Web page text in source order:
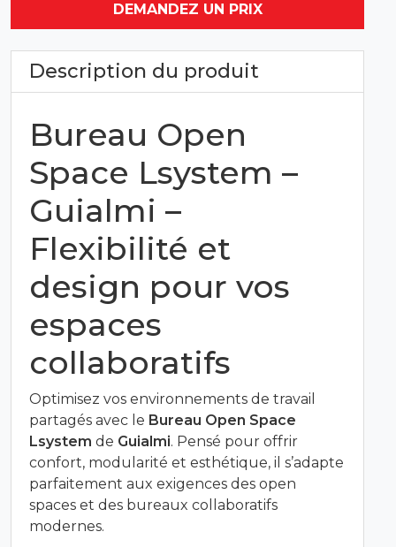
DEMANDEZ UN PRIX
Description du produit
Bureau Open
Space Lsystem –
Guialmi –
Flexibilité et
design pour vos
espaces
collaboratifs
Optimisez vos environnements de travail
partagés avec le Bureau Open Space
Lsystem de Guialmi. Pensé pour offrir
confort, modularité et esthétique, il s’adapte
parfaitement aux exigences des open
spaces et des bureaux collaboratifs
modernes.